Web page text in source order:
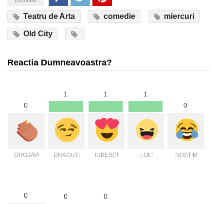
Teatru de Arta comedie miercuri
Old City
Reactia Dumneavoastra?
0
GROZAV!
1
DRAGUT!
1
IUBESC!
1
LOL!
0
NOSTIM
0 0 0